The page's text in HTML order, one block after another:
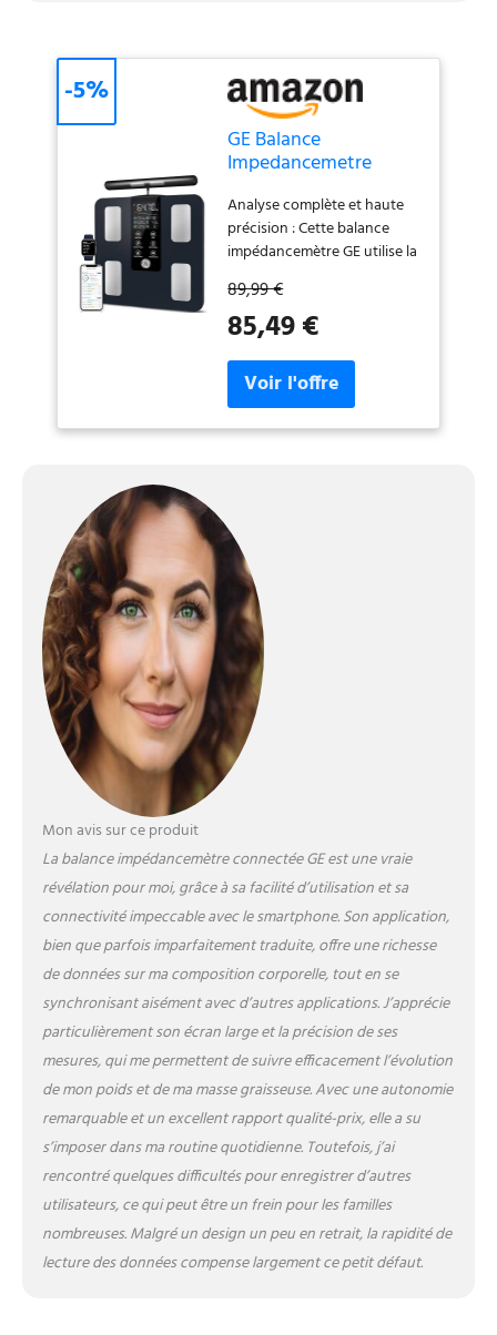
GE Balance
Impedancemetre
Mesures Affichées 180
kg
Analyse complète et haute
précision : Cette balance
impédancemètre GE utilise la
à 8 électrodes et double
fréquence, divisant le corps
en 5 zones (4 membres +
tronc). Cette méthode assure
des mesures extrêmement
précises de composition
corporelle 50 paramètres
poids, mais aussi l'IMC, la
masse graisseuse, la masse
musculaire, l'eau corporelle,
la masse osseuse, les
protéines, la graisse
viscérale, le métabolisme
basal (BMR), la masse
musculaire squelettique, la
graisse sous-cutanée, la
masse maigre, l'âge
métabolique, etc 7 données
écran couleur dynamique
qui affiche simultanément
des données essentielles
telles que la masse grasse, la
masse musculaire, l'eau
corporelle, l'IMC, la masse
osseuse et la graisse
viscérale. Grâce à la mesure
en temps réel et aux
analyses de tendances,
l'affichage garantit une
lecture facile, rendant ainsi
votre parcours fitness plus
confortable et plus motivant
Application intuitive de suivi
: L'app Fit Profile stocke
l'historique des données
sous forme graphique,
permet l'export vers Apple
89,99 €
85,49 €
-5%
Mon avis sur ce produit
La balance impédancemètre connectée GE est une vraie
révélation pour moi, grâce à sa facilité d’utilisation et sa
connectivité impeccable avec le smartphone. Son application,
bien que parfois imparfaitement traduite, offre une richesse
de données sur ma composition corporelle, tout en se
synchronisant aisément avec d’autres applications. J’apprécie
particulièrement son écran large et la précision de ses
mesures, qui me permettent de suivre efficacement l’évolution
de mon poids et de ma masse graisseuse. Avec une autonomie
remarquable et un excellent rapport qualité-prix, elle a su
s’imposer dans ma routine quotidienne. Toutefois, j’ai
rencontré quelques difficultés pour enregistrer d’autres
utilisateurs, ce qui peut être un frein pour les familles
nombreuses. Malgré un design un peu en retrait, la rapidité de
lecture des données compense largement ce petit défaut.